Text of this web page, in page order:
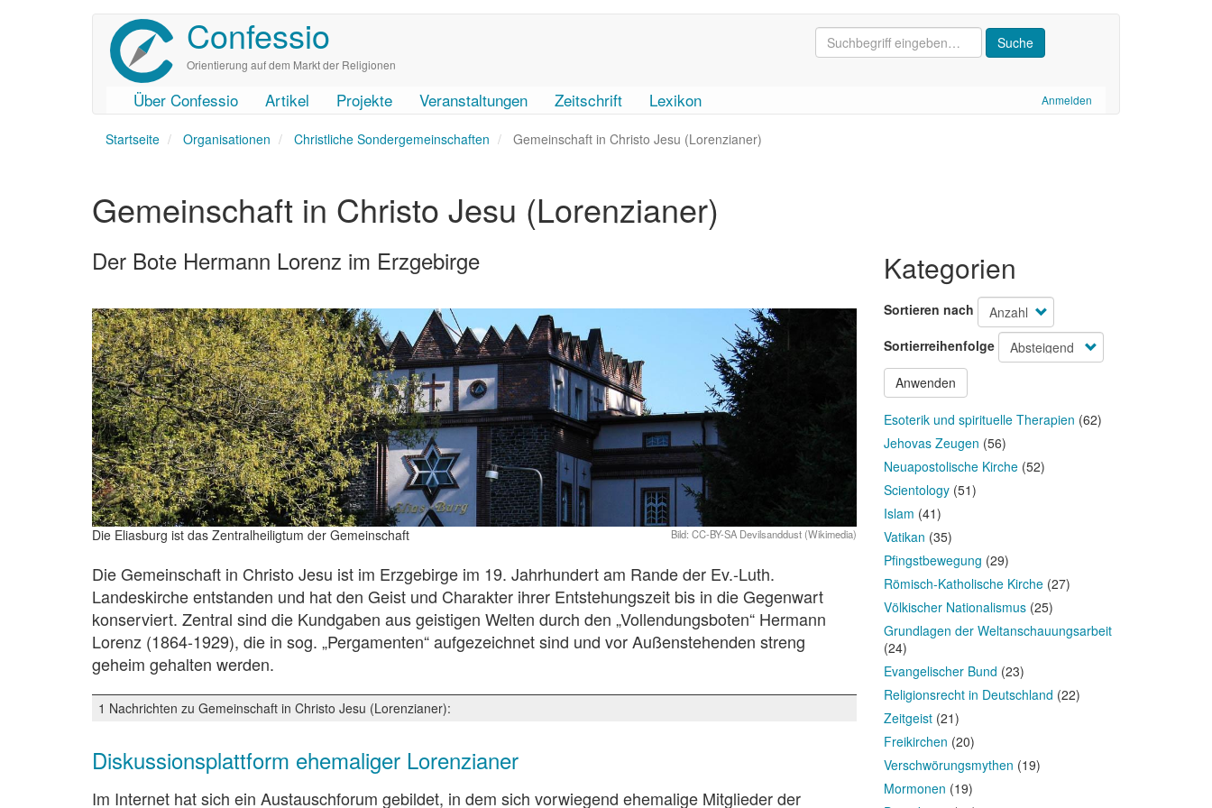
Confessio
Orientierung auf dem Markt der Religionen
User
account
Anmelden
Main
navigation
Über Confessio Artikel Projekte Veranstaltungen Zeitschrift Lexikon
Startseite Organisationen Christliche Sondergemeinschaften Gemeinschaft in Christo Jesu (Lorenzianer)
Gemeinschaft in Christo Jesu (Lorenzianer)
Der Bote Hermann Lorenz im Erzgebirge
CC-BY-SA Devilsanddust (Wikimedia)
Die Eliasburg ist das Zentralheiligtum der Gemeinschaft
Die Gemeinschaft in Christo Jesu ist im Erzgebirge im 19. Jahrhundert am Rande der Ev.-Luth.
Landeskirche entstanden und hat den Geist und Charakter ihrer Entstehungszeit bis in die Gegenwart
konserviert. Zentral sind die Kundgaben aus geistigen Welten durch den „Vollendungsboten“ Hermann
Lorenz (1864-1929), die in sog. „Pergamenten“ aufgezeichnet sind und vor Außenstehenden streng
geheim gehalten werden.
1 Nachrichten zu Gemeinschaft in Christo Jesu (Lorenzianer):
Diskussionsplattform ehemaliger Lorenzianer
Im Internet hat sich ein Austauschforum gebildet, in dem sich vorwiegend ehemalige Mitglieder der
Kategorien
Sortieren nach
Sortierreihenfolge
Anwenden
Esoterik und spirituelle Therapien (62)
Jehovas Zeugen (56)
Neuapostolische Kirche(52)
Scientology(51)
Islam (41)
Vatikan (35)
Pfingstbewegung (29)
Römisch-Katholische Kirche(27)
Völkischer Nationalismus(25)
Grundlagen der Weltanschauungsarbeit
(24)
Evangelischer Bund (23)
Religionsrecht in Deutschland (22)
Zeitgeist(21)
Freikirchen (20)
Verschwörungsmythen (19)
Mormonen (19)